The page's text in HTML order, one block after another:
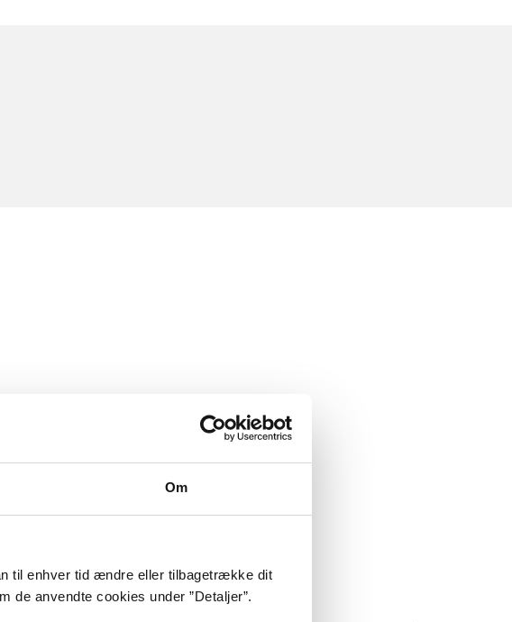
Om
til enhver tid ændre eller tilbagetrække dit
de anvendte cookies under ”Detaljer”.